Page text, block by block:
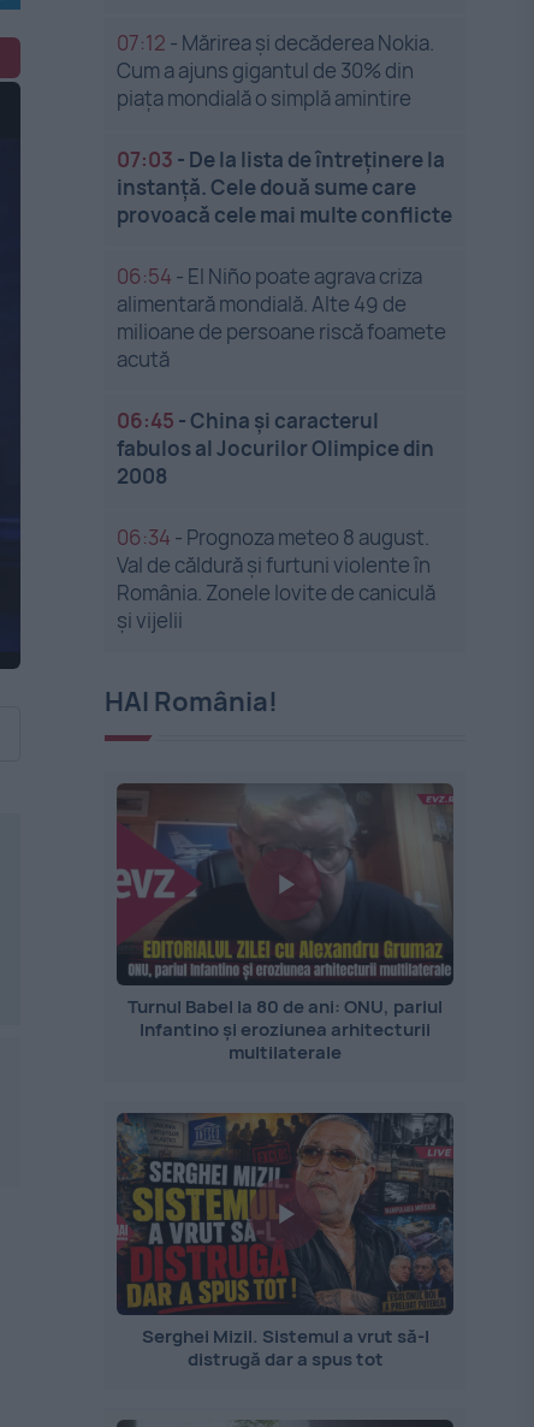
07:12 - Mărirea și decăderea Nokia.
Cum a ajuns gigantul de 30% din
piața mondială o simplă amintire
07:03 - De la lista de întreținere la
instanță. Cele două sume care
provoacă cele mai multe conflicte
06:54 - El Niño poate agrava criza
alimentară mondială. Alte 49 de
milioane de persoane riscă foamete
acută
06:45 -China și caracterul
fabulos al Jocurilor Olimpice din
2008
06:34 - Prognoza meteo 8 august.
Val de căldură și furtuni violente în
România. Zonele lovite de caniculă
și vijelii
HAI România!
Turnul Babel la 80 de ani: ONU, pariul
Infantino și eroziunea arhitecturii
multilaterale
Serghei Mizil. Sistemul a vrut să-l
distrugă dar a spus tot